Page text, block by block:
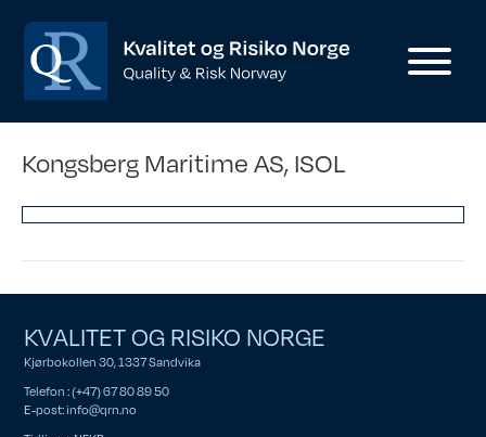
Kongsberg Maritime AS, ISOL
KVALITET OG RISIKO NORGE
Kjørbokollen 30, 1337 Sandvika
Telefon : (+47) 67 80 89 50
E-post:info@qrn.no